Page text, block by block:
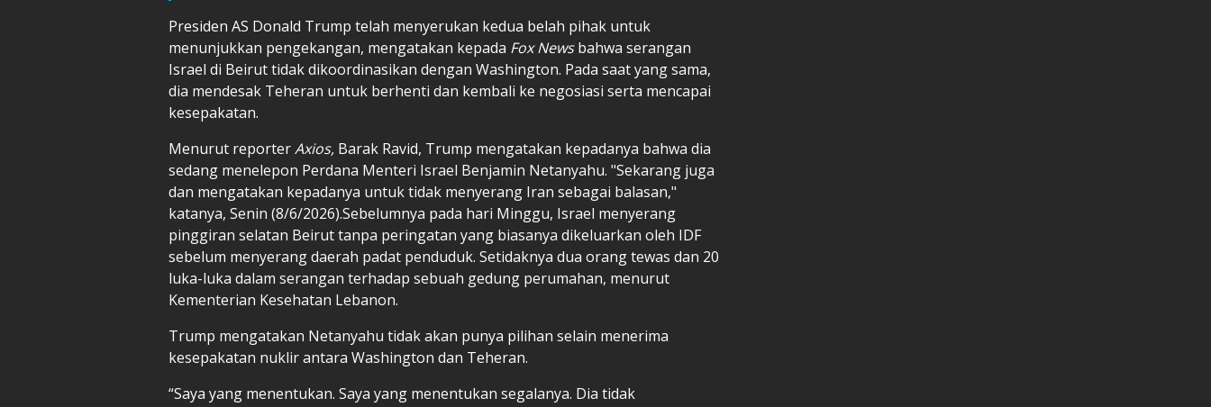
Presiden AS Donald Trump telah menyerukan kedua belah pihak untuk
menunjukkan pengekangan, mengatakan kepada Fox Newsbahwa serangan
Israel di Beirut tidak dikoordinasikan dengan Washington. Pada saat yang sama,
dia mendesak Teheran untuk berhenti dan kembali ke negosiasi serta mencapai
kesepakatan.
Menurut reporterAxios, Barak Ravid, Trump mengatakan kepadanya bahwa dia
sedang menelepon Perdana Menteri Israel Benjamin Netanyahu. "Sekarang juga
dan mengatakan kepadanya untuk tidak menyerang Iran sebagai balasan,"
katanya, Senin (8/6/2026).Sebelumnya pada hari Minggu, Israel menyerang
pinggiran selatan Beirut tanpa peringatan yang biasanya dikeluarkan oleh IDF
sebelum menyerang daerah padat penduduk. Setidaknya dua orang tewas dan 20
luka-luka dalam serangan terhadap sebuah gedung perumahan, menurut
Kementerian Kesehatan Lebanon.
Trump mengatakan Netanyahu tidak akan punya pilihan selain menerima
kesepakatan nuklir antara Washington dan Teheran.
“Saya yang menentukan. Saya yang menentukan segalanya. Dia tidak